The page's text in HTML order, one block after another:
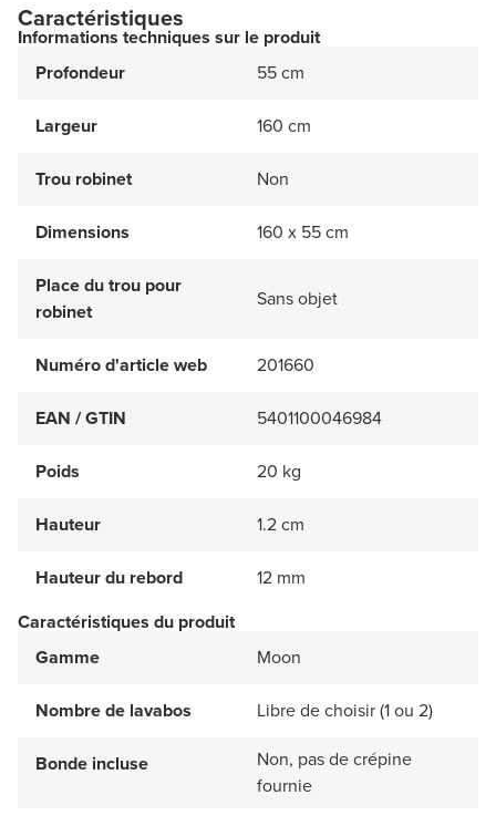
Caractéristiques
Informations techniques sur le produit
Profondeur
55 cm
Largeur 160 cm
Trou robinet Non
Dimensions 160 x 55 cm
Place du trou pour
robinet
Sans objet
Numéro d'article web 201660
EAN / GTIN 5401100046984
Poids 20 kg
Hauteur 1.2 cm
Hauteur du rebord
12 mm
Caractéristiques du produit
Gamme
Moon
Nombre de lavabos Libre de choisir (1 ou 2)
Bonde incluse
Non, pas de crépine
fournie